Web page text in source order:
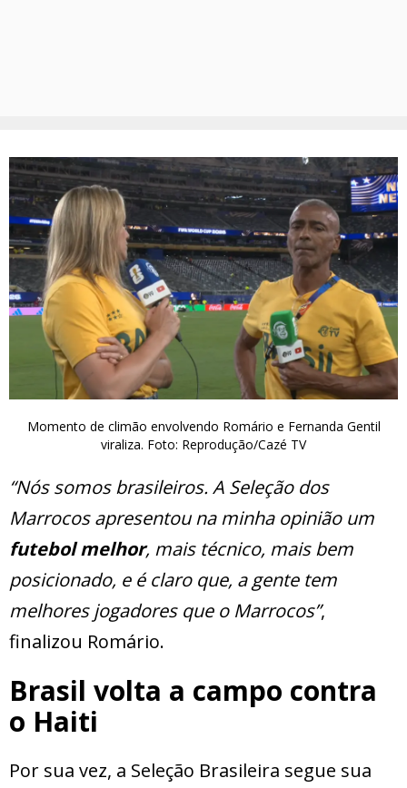
Momento de climão envolvendo Romário e Fernanda Gentil
viraliza. Foto: Reprodução/Cazé TV
“Nós somos brasileiros. A Seleção dos
Marrocos apresentou na minha opinião um
futebol melhor, mais técnico, mais bem
posicionado, e é claro que, a gente tem
melhores jogadores que o Marrocos”,
finalizou Romário.
Brasil volta a campo contra
o Haiti
Por sua vez, a Seleção Brasileira segue sua